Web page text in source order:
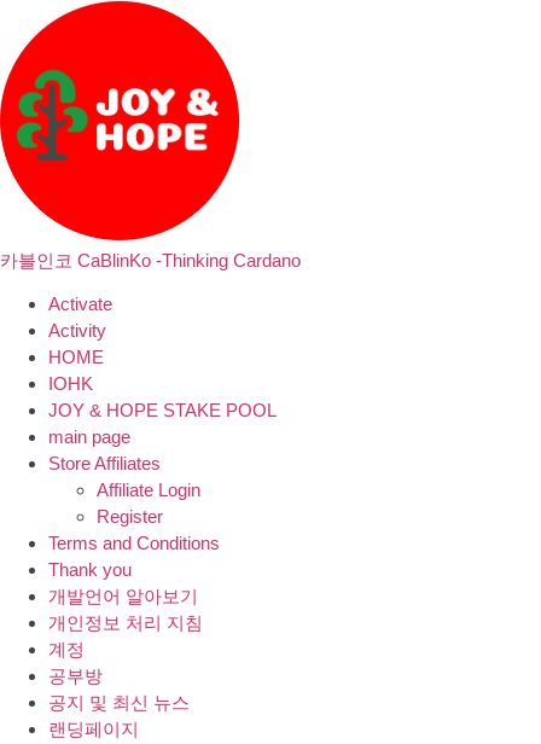
카블인코 CaBlinKo -Thinking Cardano
Activate
Activity
HOME
IOHK
JOY & HOPE STAKE POOL
main page
Store Affiliates
Affiliate Login
Register
Terms and Conditions
Thank you
개발언어 알아보기
개인정보 처리 지침
계정
공부방
공지 및 최신 뉴스
랜딩페이지